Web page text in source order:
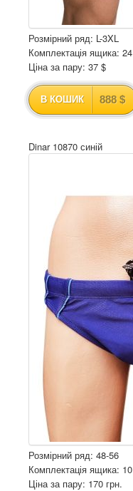
Розмірний ряд: L-3XL
Комплектація ящика: 24
Ціна за пару: 37 $
В КОШИК 888 $
Dinar 10870 синій
Розмірний ряд: 48-56
Комплектація ящика: 10
Ціна за пару: 170 грн.